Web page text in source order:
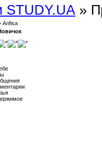
STUDY.UA »
Anfisa